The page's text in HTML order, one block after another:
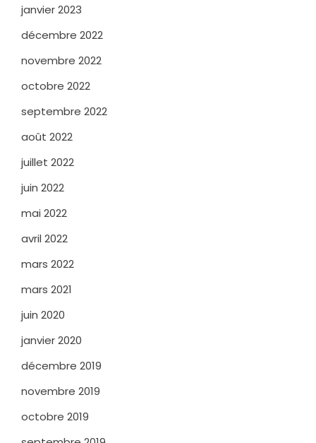
janvier 2023
décembre 2022
novembre 2022
octobre 2022
septembre 2022
août 2022
juillet 2022
juin 2022
mai 2022
avril 2022
mars 2022
mars 2021
juin 2020
janvier 2020
décembre 2019
novembre 2019
octobre 2019